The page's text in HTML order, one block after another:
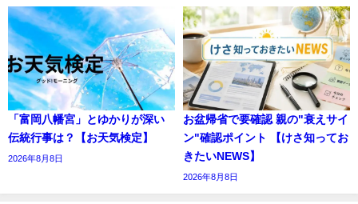
「富岡八幡宮」とゆかりが深い
伝統行事は？【お天気検定】
2026年8月8日
お盆帰省で要確認 親の"衰えサイ
ン"確認ポイント 【けさ知ってお
きたいNEWS】
2026年8月8日